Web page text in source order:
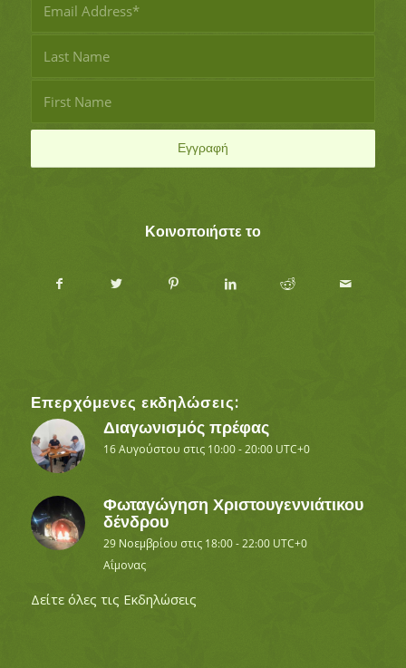
Κοινοποιήστε το
Επερχόμενες εκδηλώσεις:
Διαγωνισμός πρέφας
16 Αυγούστου στις 10:00-20:00 UTC+0
Φωταγώγηση Χριστουγεννιάτικου
δένδρου
29 Νοεμβρίου στις 18:00-22:00 UTC+0
Αΐμονας
Δείτε όλες τις Εκδηλώσεις